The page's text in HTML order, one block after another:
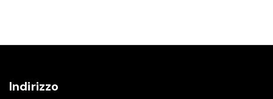
Indirizzo